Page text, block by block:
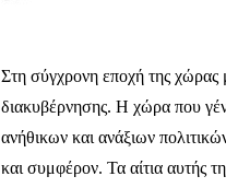
Στη σύγχρονη εποχή της χώρας
διακυβέρνησης. Η χώρα που
ανήθικων και ανάξιων
και συμφέρον. Τα αίτια αυτής